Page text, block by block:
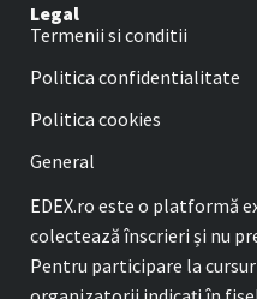
Legal
Termenii si conditii
Politica confidentialitate
Politica cookies
General
EDEX.ro este o platformă
colectează înscrieri și nu
Pentru participare la